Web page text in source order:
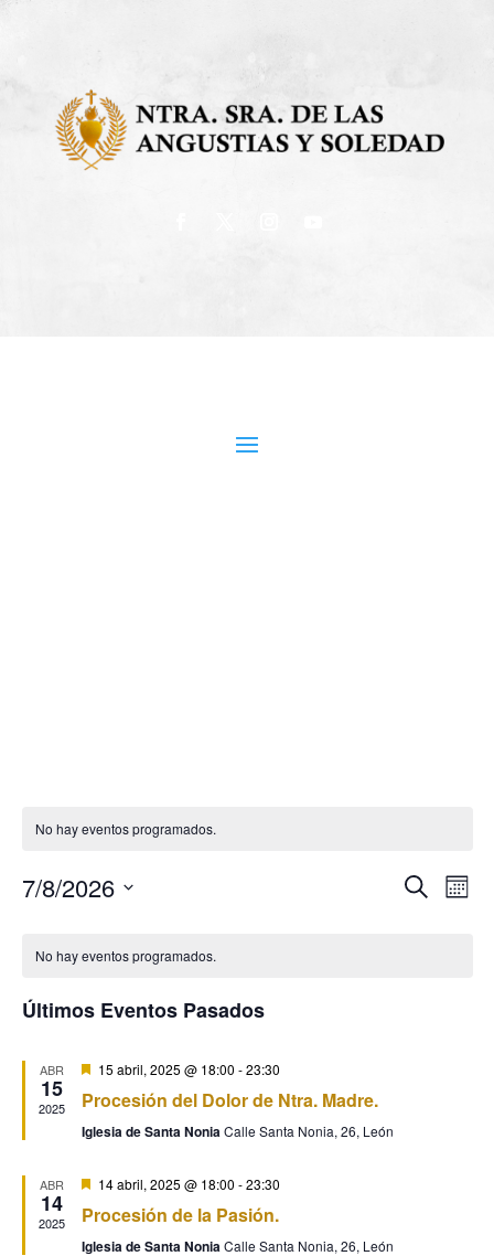
No hay eventos programados.
Buscar
Mes
7/8/2026
Calendario
de
Eventos
No hay eventos programados.
Últimos Eventos Pasados
ABR
15
2025
Destacado
15 abril, 2025 @ 18:00 -23:30
Procesión del Dolor de Ntra. Madre.
Iglesia de Santa NoniaCalle Santa Nonia, 26, León
ABR
14
2025
Destacado
14 abril, 2025 @ 18:00 -23:30
Procesión de la Pasión.
Iglesia de Santa NoniaCalle Santa Nonia, 26, León